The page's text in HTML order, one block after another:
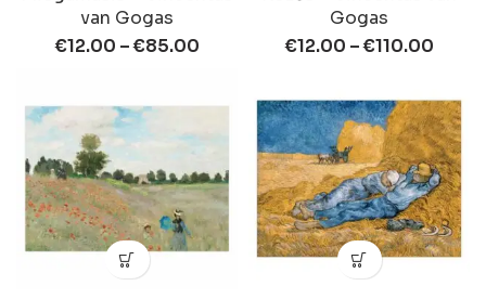
van Gogas
€12.00 –€85.00
Gogas
€12.00 –€110.00